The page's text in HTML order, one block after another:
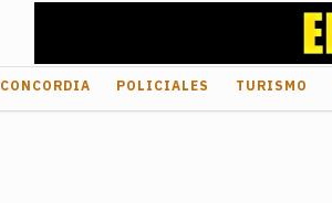
CONCORDIA POLICIALES TURISMO